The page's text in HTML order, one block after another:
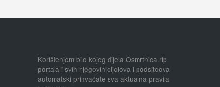
Korištenjem bilo kojeg dijela Osmrtnica.rip
portala i svih njegovih dijelova i podsiteova
automatski prihvaćate sva aktualna pravila